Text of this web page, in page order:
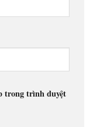
trong trình duyệt